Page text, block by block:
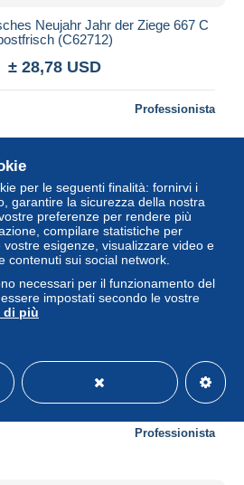
Neujahr Jahr der Ziege 667 C
(C62712)
± 28,78 USD
Professionista
Jahrgang (440/42) postfrisch
± 14,91 USD
Professionista
per le seguenti finalità: fornirvi i
garantire la sicurezza della nostra
preferenze per rendere più
compilare statistiche per
esigenze, visualizzare video e
contenuti sui social network.
necessari per il funzionamento del
impostati secondo le vostre
di più